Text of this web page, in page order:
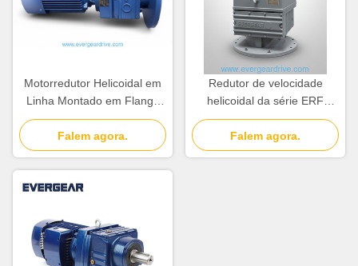
Motorredutor Helicoidal em
Linha Montado em Flange
Série ERF com Faixa de
Potência de 0,12KW-200KW
e Relação de 3,4–285,61
Falem agora.
Redutor de velocidade
helicoidal da série ERF
econômico com faixa de
potência de 0,12KW-200KW
e relação de 3,4 ̊285,61 para
Falem agora.